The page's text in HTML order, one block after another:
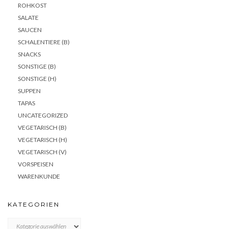
ROHKOST
SALATE
SAUCEN
SCHALENTIERE (B)
SNACKS
SONSTIGE (B)
SONSTIGE (H)
SUPPEN
TAPAS
UNCATEGORIZED
VEGETARISCH (B)
VEGETARISCH (H)
VEGETARISCH (V)
VORSPEISEN
WARENKUNDE
KATEGORIEN